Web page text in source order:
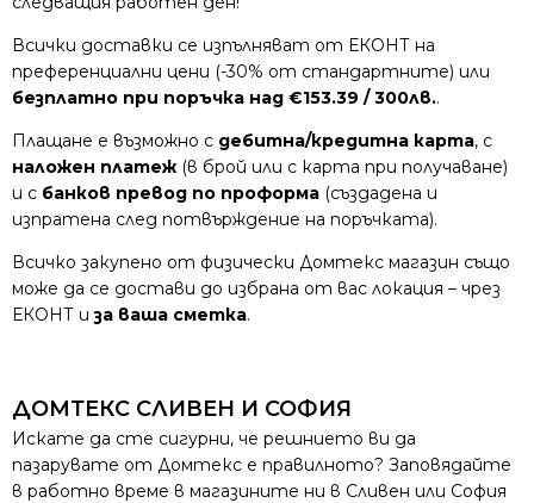
Всички доставки се изпълняват от ЕКОНТ на
преференциални цени (-30% от стандартните) или
безплатно при поръчка над €153.39 / 300лв..
Плащане е възможно с дебитна/кредитна карта, с
наложен платеж (в брой или с карта при получаване)
и с банков превод по проформа (създадена и
изпратена след потвърждение на поръчката).
Всичко закупено от физически Домтекс магазин също
може да се достави до избрана от вас локация – чрез
ЕКОНТ иза ваша сметка.
ДОМТЕКС СЛИВЕН И СОФИЯ
Искате да сте сигурни, че решнието ви да
пазарувате от Домтекс е правилното? Заповядайте
в работно време в магазините ни в Сливен или София